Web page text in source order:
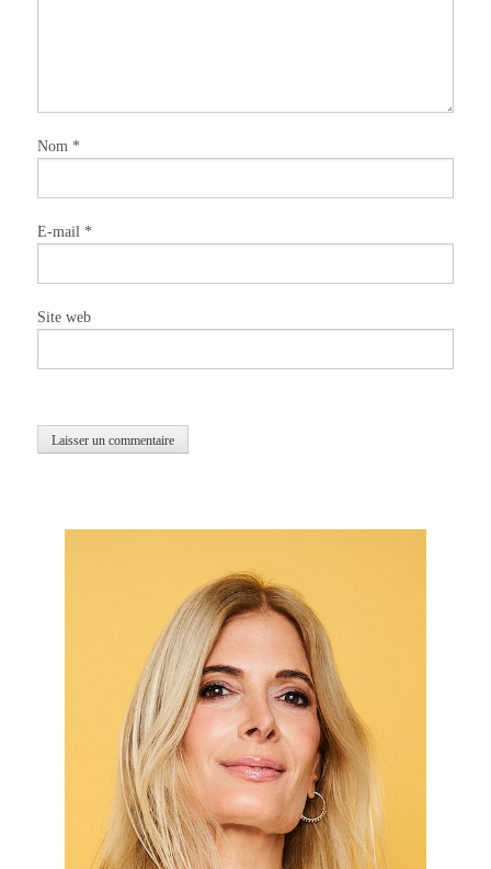
Nom *
E-mail *
Site web